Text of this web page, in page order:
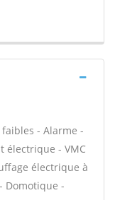
- Alarme -
électrique - VMC
électrique à
Domotique -